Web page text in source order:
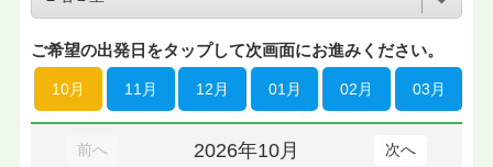
ご希望の出発日をタップして次画面にお進みください。
10月 11月 12月 01月 02月 03月
前へ 2026年10月 次へ